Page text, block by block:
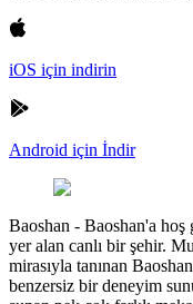
iOS için indirin
Android için İndir
Baoshan - Baoshan'a
yer alan canlı bir şehir.
mirasıyla tanınan
benzersiz bir deneyim